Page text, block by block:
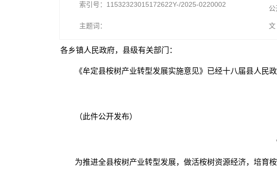
索引号：11532323015172622Y-/2025-0220002
主题词：
各乡镇人民政府，县级有关部门：
《牟定县桉树产业转型发展实施意见》已经十八届县人民
（此件公开发布）
为推进全县桉树产业转型发展，做活桉树资源经济，培育